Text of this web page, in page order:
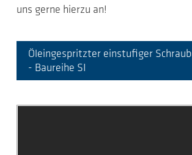
uns gerne hierzu an!
Öleingespritzter einstufiger
- Baureihe SI